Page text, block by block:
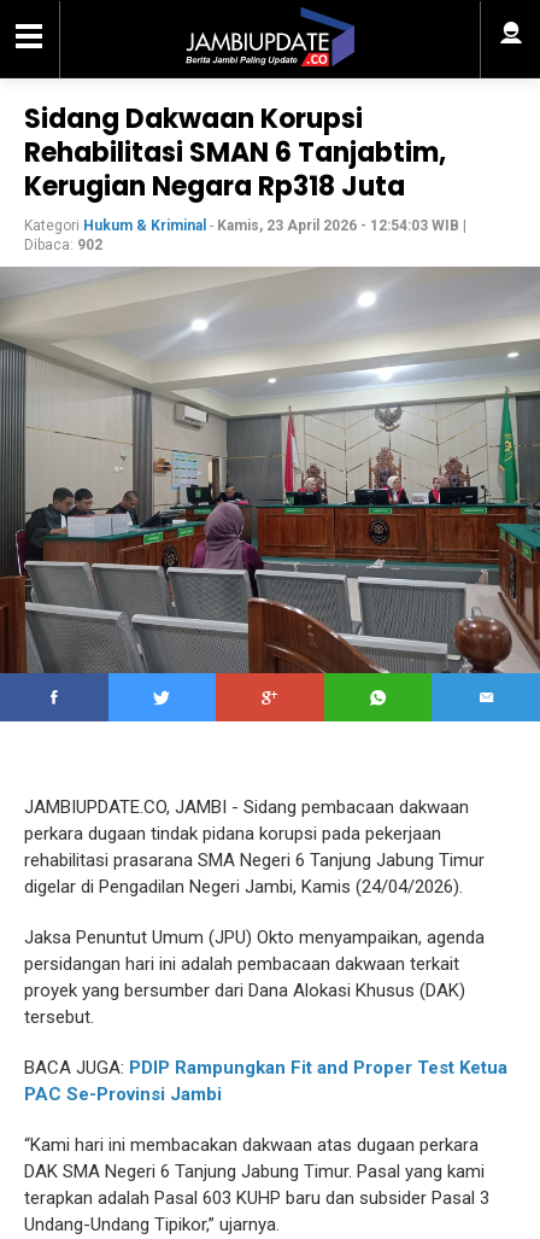
Sidang Dakwaan Korupsi
Rehabilitasi SMAN 6 Tanjabtim,
Kerugian Negara Rp318 Juta
Kategori Hukum & Kriminal - Kamis, 23 April 2026 - 12:54:03 WIB
Dibaca: 902
JAMBIUPDATE.CO, JAMBI - Sidang pembacaan dakwaan
perkara dugaan tindak pidana korupsi pada pekerjaan
rehabilitasi prasarana SMA Negeri 6 Tanjung Jabung Timur
digelar di Pengadilan Negeri Jambi, Kamis (24/04/2026).
Jaksa Penuntut Umum (JPU) Okto menyampaikan, agenda
persidangan hari ini adalah pembacaan dakwaan terkait
proyek yang bersumber dari Dana Alokasi Khusus (DAK)
tersebut.
BACA JUGA: PDIP Rampungkan Fit and Proper Test Ketua
PAC Se-Provinsi Jambi
“Kami hari ini membacakan dakwaan atas dugaan perkara
DAK SMA Negeri 6 Tanjung Jabung Timur. Pasal yang kami
terapkan adalah Pasal 603 KUHP baru dan subsider Pasal 3
Undang-Undang Tipikor,” ujarnya.